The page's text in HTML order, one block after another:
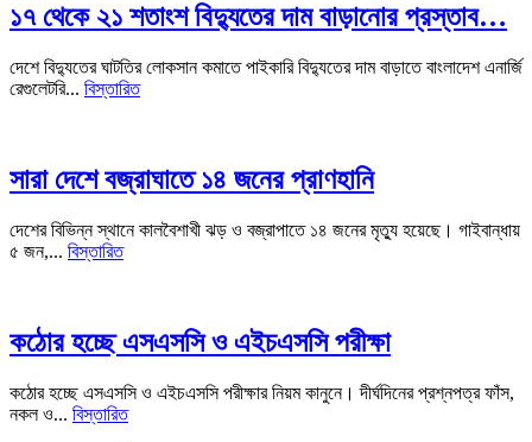
১৭ থেকে ২১ শতাংশ বিদ্যুতের দাম বাড়ানোর প্রস্তাব…
দেশে বিদ্যুতের ঘাটতির লোকসান কমাতে পাইকারি বিদ্যুতের দাম বাড়াতে বাংলাদেশ এনার্জি
রেগুলেটরি... বিস্তারিত
সারা দেশে বজ্রাঘাতে ১৪ জনের প্রাণহানি
দেশের বিভিন্ন স্থানে কালবৈশাখী ঝড় ও বজ্রাপাতে ১৪ জনের মৃত্যু হয়েছে। গাইবান্ধায়
৫ জন,... বিস্তারিত
কঠোর হচ্ছে এসএসসি ও এইচএসসি পরীক্ষা
কঠোর হচ্ছে এসএসসি ও এইচএসসি পরীক্ষার নিয়ম কানুনে। দীর্ঘদিনের প্রশ্নপত্র ফাঁস,
নকল ও... বিস্তারিত